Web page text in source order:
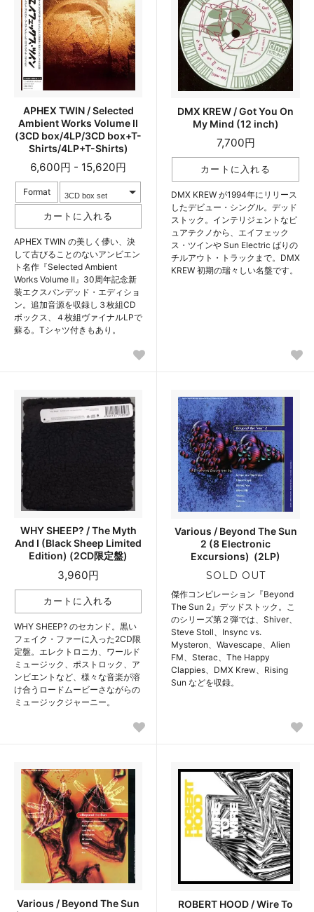
APHEX TWIN / Selected
Ambient Works Volume II
(3CD box/4LP/3CD box+T-
Shirts/4LP+T-Shirts)
6,600円 - 15,620円
Format
APHEX TWIN の美しく儚い、決
して古びることのないアンビエン
ト名作『Selected Ambient
Works Volume II』30周年記念新
装エクスパンデッド・エディショ
ン。追加音源を収録し３枚組CD
ボックス、４枚組ヴァイナルLPで
蘇る。Tシャツ付きもあり。
DMX KREW / Got You On
My Mind (12 inch)
7,700円
DMX KREW が1994年にリリース
したデビュー・シングル。デッド
ストック。インテリジェントなピ
ュアテクノから、エイフェック
ス・ツインや Sun Electric ばりの
チルアウト・トラックまで。DMX
KREW 初期の瑞々しい名盤です。
WHY SHEEP? / The Myth
And I (Black Sheep Limited
Edition) (2CD限定盤)
3,960円
WHY SHEEP? のセカンド。黒い
フェイク・ファーに入った2CD限
定盤。エレクトロニカ、ワールド
ミュージック、ポストロック、ア
ンビエントなど、様々な音楽が溶
け合うロードムービーさながらの
ミュージックジャーニー。
Various / Beyond The Sun
2 (8 Electronic
Excursions) ‎ (2LP)
SOLD OUT
傑作コンピレーション『Beyond
The Sun 2』デッドストック。こ
のシリーズ第２弾では、Shiver、
Steve Stoll、Insync vs.
Mysteron、Wavescape、Alien
FM、Sterac、The Happy
Clappies、DMX Krew、Rising
Sun などを収録。
Various / Beyond The Sun
ROBERT HOOD / Wire To